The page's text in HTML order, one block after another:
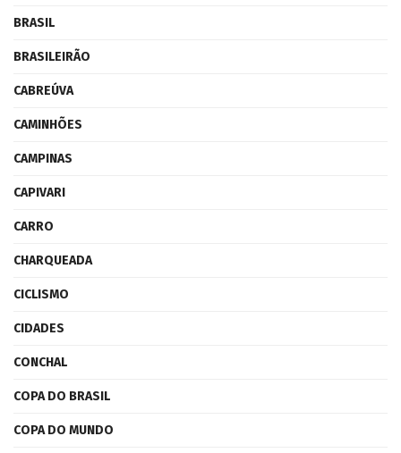
BRASIL
BRASILEIRÃO
CABREÚVA
CAMINHÕES
CAMPINAS
CAPIVARI
CARRO
CHARQUEADA
CICLISMO
CIDADES
CONCHAL
COPA DO BRASIL
COPA DO MUNDO